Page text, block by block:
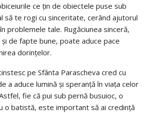
ce țin de obiectele puse sub
să te rogi cu sinceritate, cerând ajutorul
problemele tale. Rugăciunea sinceră,
de fapte bune, poate aduce pace
dorințelor.
pe Sfânta Parascheva cred cu
a aduce lumină și speranță în viața celor
fie că pui sub pernă busuioc, o
o batistă, este important să ai credință